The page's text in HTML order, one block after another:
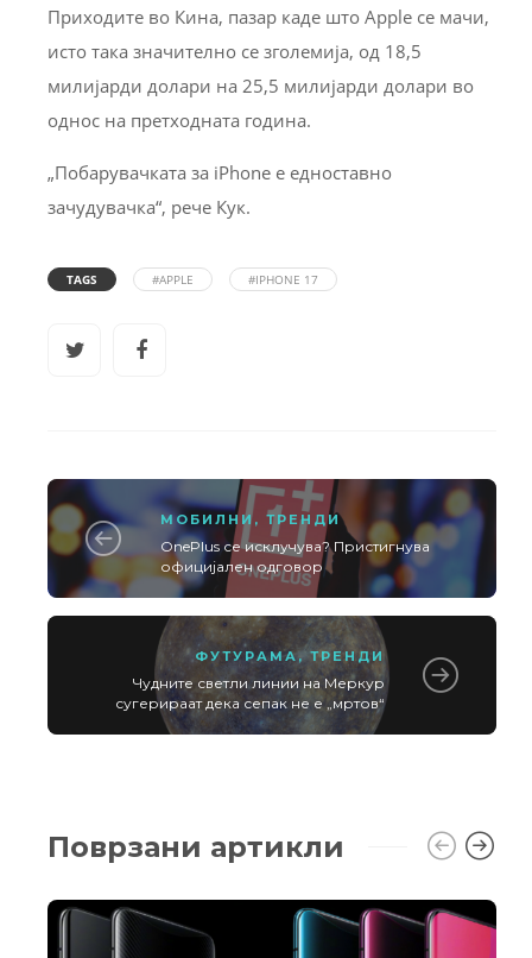
Приходите во Кина, пазар каде што Apple се мачи,
исто така значително се зголемија, од 18,5
милијарди долари на 25,5 милијарди долари во
однос на претходната година.
„Побарувачката за iPhone е едноставно
зачудувачка“, рече Кук.
TAGS #APPLE #IPHONE 17
МОБИЛНИ, ТРЕНДИ
OnePlus се исклучува? Пристигнува
официјален одговор
ФУТУРАМА, ТРЕНДИ
Чудните светли линии на Меркур
сугерираат дека сепак не е „мртов“
Поврзани артикли